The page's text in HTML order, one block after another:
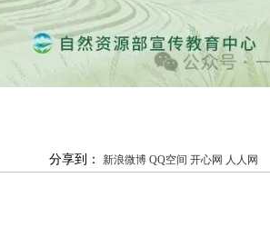
分享到： 新浪微博 QQ空间 开心网 人人网